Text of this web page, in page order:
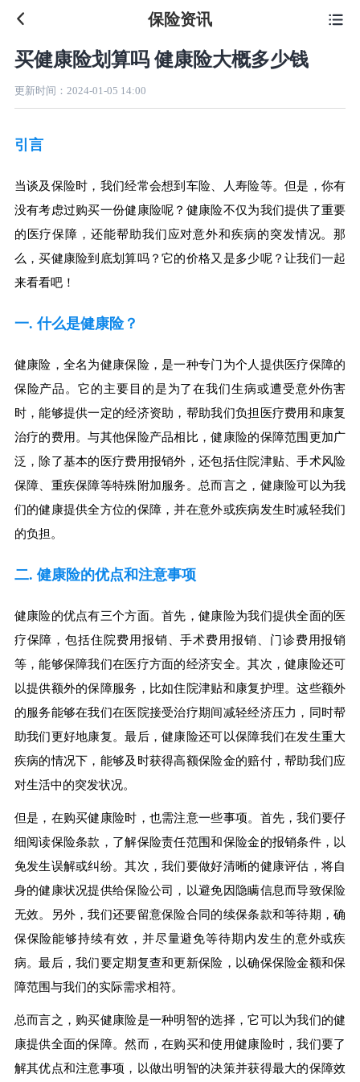
 保险资讯
买健康险划算吗 健康险大概多少钱
更新时间： 2024-01-05 14:00
引言
当谈及保险时，我们经常会想到车险、人寿险等。但是，你有
没有考虑过购买一份健康险呢？健康险不仅为我们提供了重要
的医疗保障，还能帮助我们应对意外和疾病的突发情况。那
么，买健康险到底划算吗？它的价格又是多少呢？让我们一起
来看看吧！
一. 什么是健康险？
健康险，全名为健康保险，是一种专门为个人提供医疗保障的
保险产品。它的主要目的是为了在我们生病或遭受意外伤害
时，能够提供一定的经济资助，帮助我们负担医疗费用和康复
治疗的费用。与其他保险产品相比，健康险的保障范围更加广
泛，除了基本的医疗费用报销外，还包括住院津贴、手术风险
保障、重疾保障等特殊附加服务。总而言之，健康险可以为我
们的健康提供全方位的保障，并在意外或疾病发生时减轻我们
的负担。
二. 健康险的优点和注意事项
健康险的优点有三个方面。首先，健康险为我们提供全面的医
疗保障，包括住院费用报销、手术费用报销、门诊费用报销
等，能够保障我们在医疗方面的经济安全。其次，健康险还可
以提供额外的保障服务，比如住院津贴和康复护理。这些额外
的服务能够在我们在医院接受治疗期间减轻经济压力，同时帮
助我们更好地康复。最后，健康险还可以保障我们在发生重大
疾病的情况下，能够及时获得高额保险金的赔付，帮助我们应
对生活中的突发状况。
但是，在购买健康险时，也需注意一些事项。首先，我们要仔
细阅读保险条款，了解保险责任范围和保险金的报销条件，以
免发生误解或纠纷。其次，我们要做好清晰的健康评估，将自
身的健康状况提供给保险公司，以避免因隐瞒信息而导致保险
无效。另外，我们还要留意保险合同的续保条款和等待期，确
保保险能够持续有效，并尽量避免等待期内发生的意外或疾
病。最后，我们要定期复查和更新保险，以确保保险金额和保
障范围与我们的实际需求相符。
总而言之，购买健康险是一种明智的选择，它可以为我们的健
康提供全面的保障。然而，在购买和使用健康险时，我们要了
解其优点和注意事项，以做出明智的决策并获得最大的保障效